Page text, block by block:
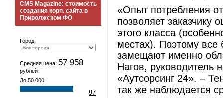
CMS Magazine: стоимость
создания корп. сайта в
Приволжском ФО
Город:
Средняя цена: 57 958
рублей
До 50 000
97
«Опыт потребления
позволяет заказчику
этого класса
местах). Поэтому
замещают именно
Нагов, руководитель
«Аутсорсинг 24». –
так же наблюдается